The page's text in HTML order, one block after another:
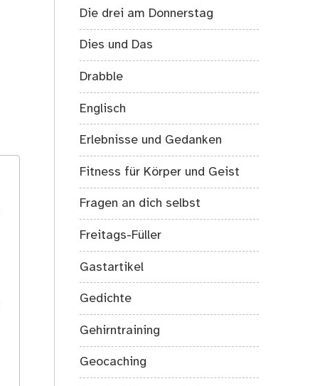
Die drei am Donnerstag
Dies und Das
Drabble
Englisch
Erlebnisse und Gedanken
Fitness für Körper und Geist
Fragen an dich selbst
Freitags-Füller
Gastartikel
Gedichte
Gehirntraining
Geocaching